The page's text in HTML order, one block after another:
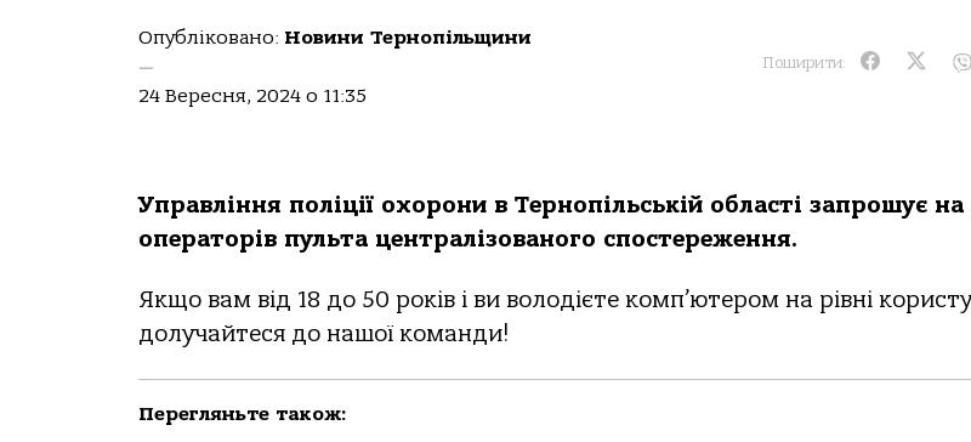
Опубліковано: Новини Тернопільщини
—
24 Вересня, 2024 о 11:35
Поширити:
Управління поліції охорони в Тернопільській області запрошує
операторів пульта централізованого спостереження.
Якщо вам від 18 до 50 років і ви володієте комп’ютером на рівні
долучайтеся до нашої команди!
Перегляньте також: